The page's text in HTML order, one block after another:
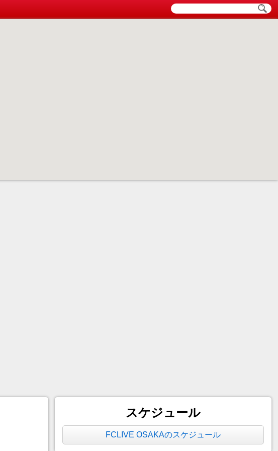
スケジュール
FCLIVE OSAKAのスケジュール